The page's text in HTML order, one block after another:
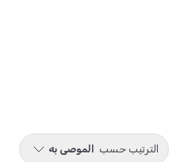
الترتيب حسب الموصى به